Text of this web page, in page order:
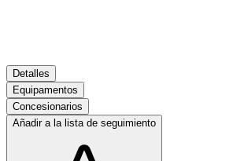
Detalles
Equipamentos
Concesionarios
Añadir a la lista de seguimiento